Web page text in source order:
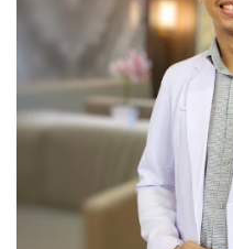
TENTANG KAMI